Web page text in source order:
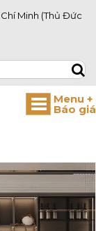
Minh (Thủ Đức